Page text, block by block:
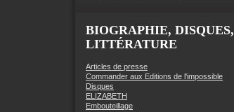
BIOGRAPHIE, DISQUES,
LITTÉRATURE
Articles de presse
Commander aux Editions de l'impossible
Disques
ELIZABETH
Embouteillage